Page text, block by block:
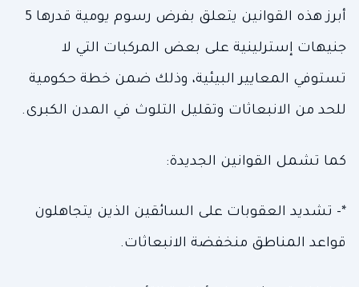
أبرز هذه القوانين يتعلق بفرض رسوم يومية قدرها 5
جنيهات إسترلينية على بعض المركبات التي لا
تستوفي المعايير البيئية، وذلك ضمن خطة حكومية
للحد من الانبعاثات وتقليل التلوث في المدن الكبرى.
كما تشمل القوانين الجديدة:
*- تشديد العقوبات على السائقين الذين يتجاهلون
قواعد المناطق منخفضة الانبعاثات.